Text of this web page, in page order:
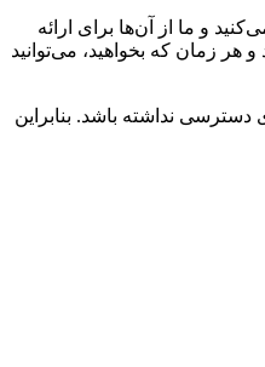
و ما از آن‌ها برای ارائه
زمان که بخواهید، می‌توانید
نداشته باشد. بنابراین